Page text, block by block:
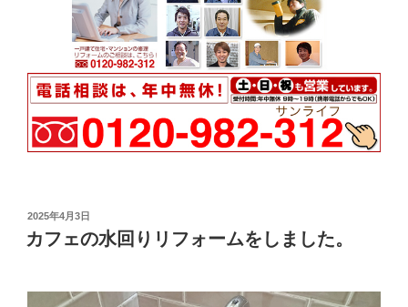
投
稿
日:
2025年4月3日
カフェの水回りリフォームをしました。